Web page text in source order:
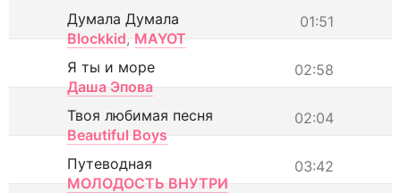
01:51
Думала Думала
Blockkid, MAYOT
02:58
Я ты и море
Даша Эпова
02:04
Твоя любимая песня
Beautiful Boys
03:42
Путеводная
МОЛОДОСТЬ ВНУТРИ